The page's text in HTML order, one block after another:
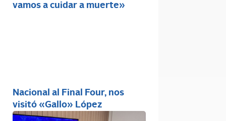
vamos a cuidar a muerte»
Nacional al Final Four, nos
visitó «Gallo» López